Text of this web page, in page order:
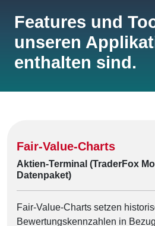
Features und
unseren
enthalten sind.
Fair-Value-Charts
Aktien-Terminal (TraderFox
Datenpaket)
Fair-Value-Charts setzen
Bewertungskennzahlen in